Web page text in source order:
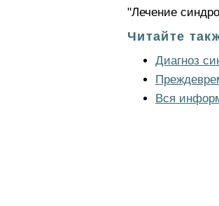
"Лечение
Читайте
Диагноз
Вся